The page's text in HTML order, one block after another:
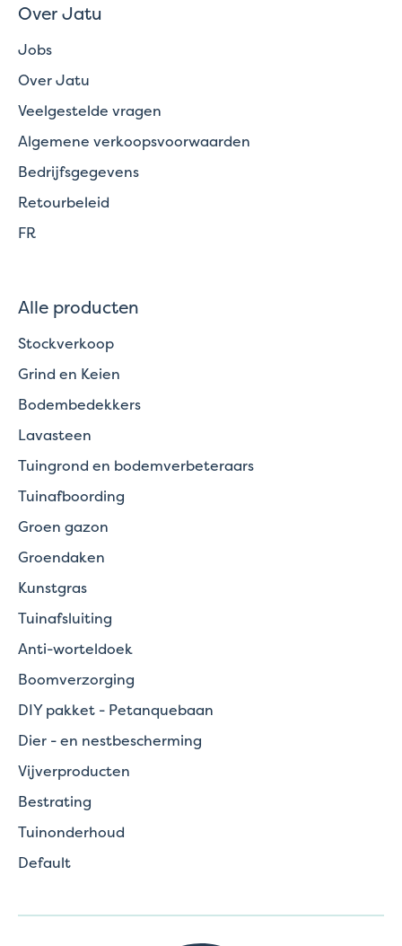
Over Jatu
Jobs
Over Jatu
Veelgestelde vragen
Algemene verkoopsvoorwaarden
Bedrijfsgegevens
Retourbeleid
FR
Alle producten
Stockverkoop
Grind en Keien
Bodembedekkers
Lavasteen
Tuingrond en bodemverbeteraars
Tuinafboording
Groen gazon
Groendaken
Kunstgras
Tuinafsluiting
Anti-worteldoek
Boomverzorging
DIY pakket - Petanquebaan
Dier - en nestbescherming
Vijverproducten
Bestrating
Tuinonderhoud
Default